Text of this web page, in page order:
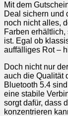
Mit dem
Deal sichern und
noch nicht alles,
Farben
ist. Egal ob
auffälliges Rot –
Doch nicht nur
auch die Qualität
Bluetooth 5.4
eine stabile
sorgt dafür, dass
konzentrieren